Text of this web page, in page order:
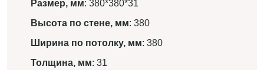
Размер, мм: 380*380*31
Высота по стене, мм: 380
Ширина по потолку, мм: 380
Толщина, мм: 31